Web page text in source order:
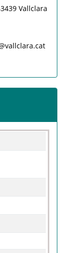
Vallclara